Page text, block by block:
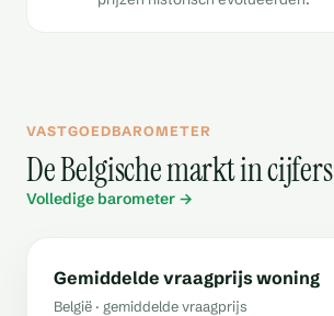
VASTGOEDBAROMETER
De Belgische markt in cijfers
Volledige barometer →
Gemiddelde vraagprijs woning
België · gemiddelde vraagprijs